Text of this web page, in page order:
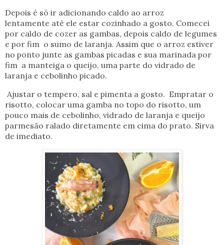
Depois é só ir adicionando caldo ao arroz
lentamente até ele estar cozinhado a gosto. Comecei
por caldo de cozer as gambas, depois caldo de legumes
e por fim o sumo de laranja. Assim que o arroz estiver
no ponto junte as gambas picadas e sua marinada por
fim a manteiga o queijo, uma parte do vidrado de
laranja e cebolinho picado.
Ajustar o tempero, sal e pimenta a gosto. Empratar o
risotto, colocar uma gamba no topo do risotto, um
pouco mais de cebolinho, vidrado de laranja e queijo
parmesão ralado diretamente em cima do prato. Sirva
de imediato.